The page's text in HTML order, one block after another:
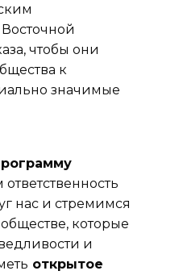
чтобы они
к
значимые
нас и стремимся
которые
и
открытое